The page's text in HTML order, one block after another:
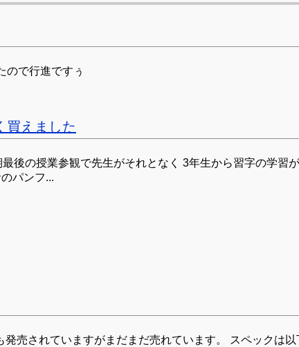
ので行進ですぅ
買えました
後の授業参観で先生がそれとなく 3年生から習字の学習
パンフ...
売されていますがまだまだ売れています。 スペックは